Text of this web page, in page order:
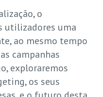
o
utilizadores uma
ao mesmo tempo
campanhas
exploraremos
os seus